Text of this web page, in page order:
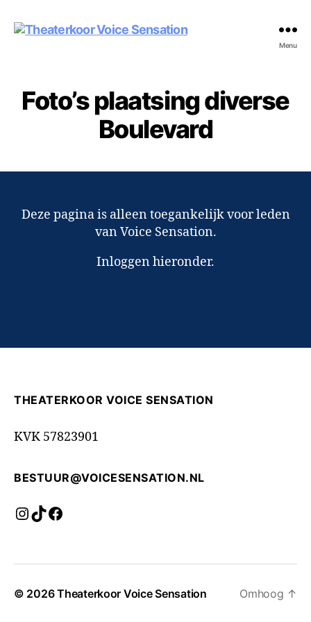
Menu
Foto’s plaatsing diverse
Boulevard
Deze pagina is alleen toegankelijk voor leden
van Voice Sensation.
Inloggen hieronder.
THEATERKOOR VOICE SENSATION
KVK 57823901
BESTUUR@VOICESENSATION.NL
Instagram
TikTok
Facebook
© 2026Theaterkoor Voice Sensation Omhoog ↑